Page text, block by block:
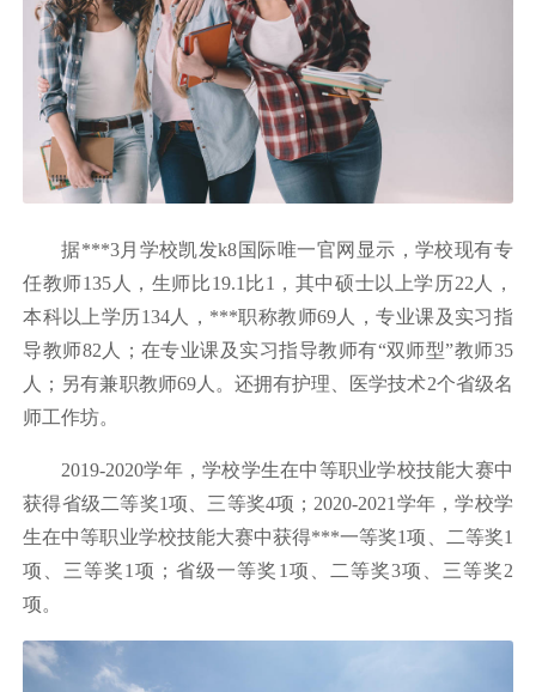
据***3月学校凯发k8国际唯一官网显示，学校现有专
任教师135人，生师比19.1比1，其中硕士以上学历22人，
本科以上学历134人，***职称教师69人，专业课及实习指
导教师82人；在专业课及实习指导教师有“双师型”教师35
人；另有兼职教师69人。还拥有护理、医学技术2个省级名
师工作坊。
2019-2020学年，学校学生在中等职业学校技能大赛中
获得省级二等奖1项、三等奖4项；2020-2021学年，学校学
生在中等职业学校技能大赛中获得***一等奖1项、二等奖1
项、三等奖1项；省级一等奖1项、二等奖3项、三等奖2
项。